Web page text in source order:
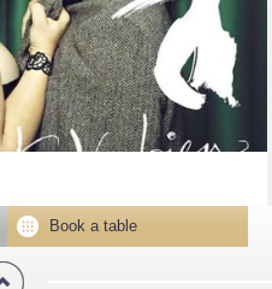
Book a table